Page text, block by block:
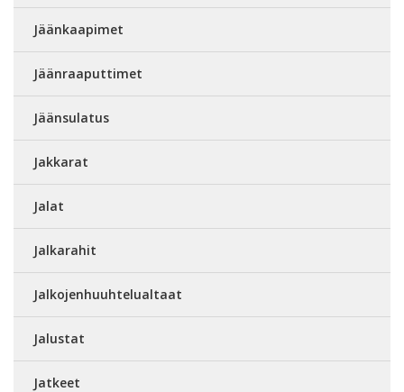
Jäänkaapimet
Jäänraaputtimet
Jäänsulatus
Jakkarat
Jalat
Jalkarahit
Jalkojenhuuhtelualtaat
Jalustat
Jatkeet